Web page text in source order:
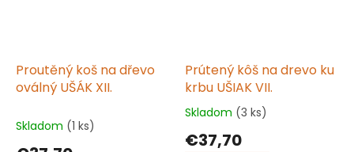
Proutěný koš na dřevo
oválný UŠÁK XII.
Skladom (1 ks)
Prútený kôš na drevo ku
krbu UŠIAK VII.
Priemerné
produktu
Skladom (3 ks)
€37,70